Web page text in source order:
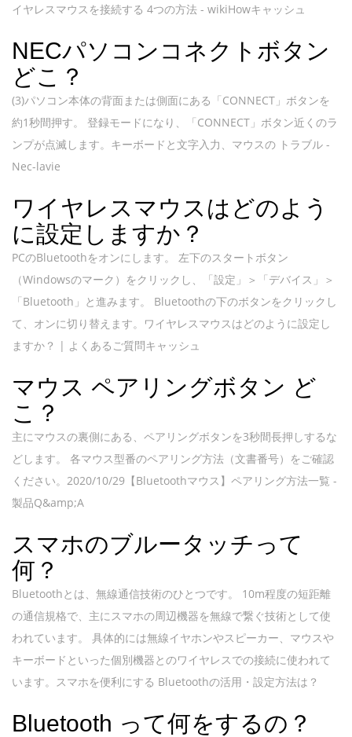
イヤレスマウスを接続する 4つの方法 - wikiHowキャッシュ
NECパソコンコネクトボタン
どこ？
(3)パソコン本体の背面または側面にある「CONNECT」ボタンを
約1秒間押す。 登録モードになり、「CONNECT」ボタン近くのラ
ンプが点滅します。キーボードと文字入力、マウスの トラブル -
Nec-lavie
ワイヤレスマウスはどのよう
に設定しますか？
PCのBluetoothをオンにします。 左下のスタートボタン
（Windowsのマーク）をクリックし、「設定」＞「デバイス」＞
「Bluetooth」と進みます。 Bluetoothの下のボタンをクリックし
て、オンに切り替えます。ワイヤレスマウスはどのように設定し
ますか？ | よくあるご質問キャッシュ
マウス ペアリングボタン ど
こ？
主にマウスの裏側にある、ペアリングボタンを3秒間長押しするな
どします。 各マウス型番のペアリング方法（文書番号）をご確認
ください。2020/10/29【Bluetoothマウス】ペアリング方法一覧 -
製品Q&amp;A
スマホのブルータッチって
何？
Bluetoothとは、無線通信技術のひとつです。 10m程度の短距離
の通信規格で、主にスマホの周辺機器を無線で繋ぐ技術として使
われています。 具体的には無線イヤホンやスピーカー、マウスや
キーボードといった個別機器とのワイヤレスでの接続に使われて
います。スマホを便利にする Bluetoothの活用・設定方法は？
Bluetooth って何をするの？